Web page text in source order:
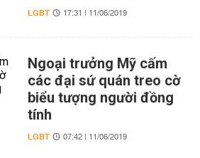
LGBT 17:31 | 11/06/2019
Ngoại trưởng Mỹ cấm
các đại sứ quán treo cờ
biểu tượng người đồng
tính
LGBT 07:42 | 11/06/2019